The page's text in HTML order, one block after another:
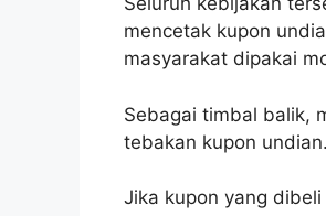
mencetak kupon
masyarakat dipakai
Sebagai timbal balik,
tebakan kupon
Jika kupon yang